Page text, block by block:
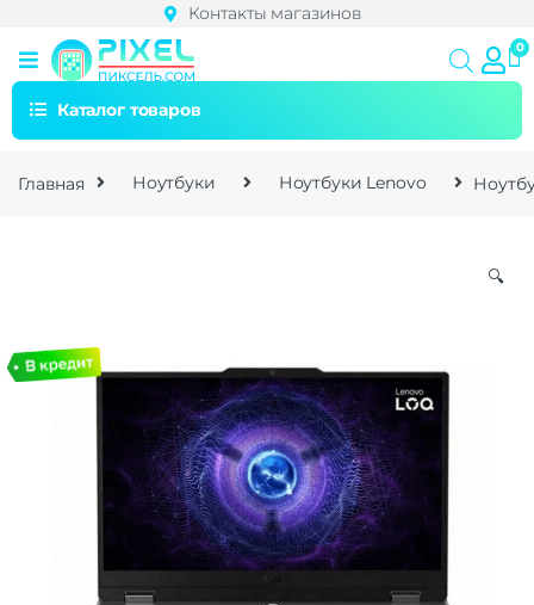
Контакты магазинов
Каталог товаров
Главная Ноутбуки Ноутбуки Lenovo
🔍